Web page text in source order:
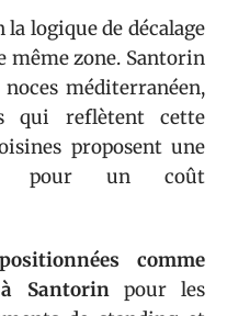
logique de décalage
même zone. Santorin
méditerranéen,
qui reflètent cette
proposent une
pour un coût
comme
Santorinpour les